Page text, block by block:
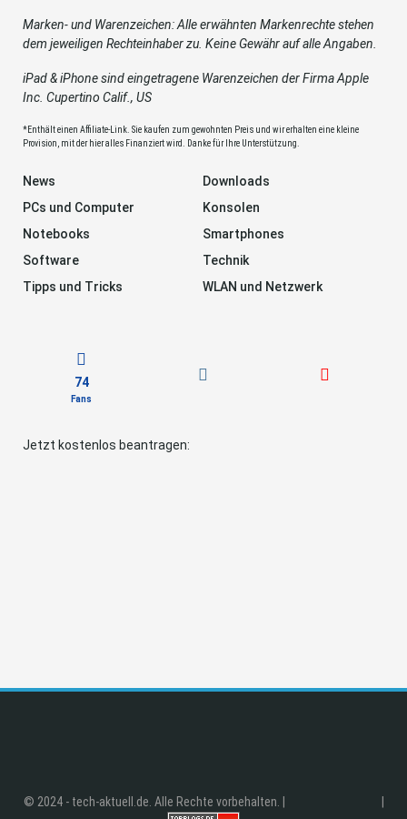
Marken- und Warenzeichen: Alle erwähnten Markenrechte stehen
dem jeweiligen Rechteinhaber zu. Keine Gewähr auf alle Angaben.
iPad & iPhone sind eingetragene Warenzeichen der Firma Apple
Inc. Cupertino Calif., US
*Enthält einen Affiliate-Link. Sie kaufen zum gewohnten Preis und wir erhalten eine kleine
Provision, mit der hier alles Finanziert wird. Danke für Ihre Unterstützung.
News
Downloads
PCs und Computer
Konsolen
Notebooks
Smartphones
Software
Technik
Tipps und Tricks
WLAN und Netzwerk
74
Fans
Jetzt kostenlos beantragen:
© 2024 - tech-aktuell.de. Alle Rechte vorbehalten. |